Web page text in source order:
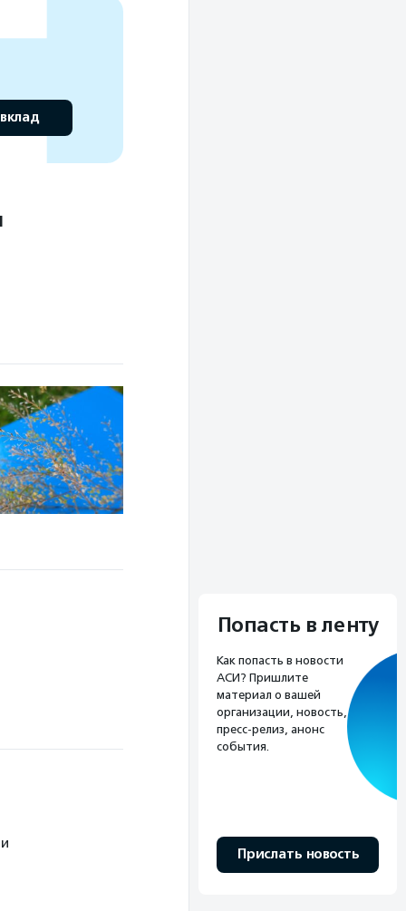
Попасть в ленту
Как попасть в новости
АСИ? Пришлите
материал о вашей
организации, новость,
пресс-релиз, анонс
события.
Прислать новость